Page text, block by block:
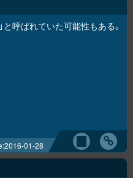
呼ばれていた可能性もある。
2016-01-28